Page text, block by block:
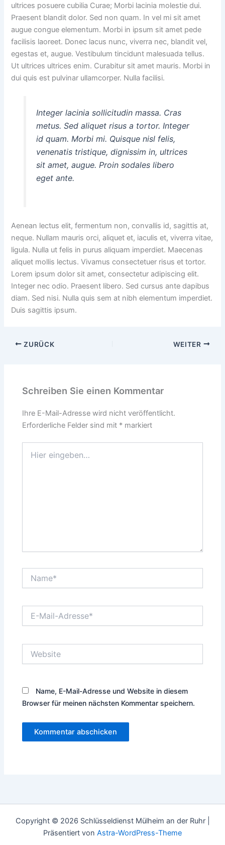
ultrices posuere cubilia Curae; Morbi lacinia molestie dui.
Praesent blandit dolor. Sed non quam. In vel mi sit amet
augue congue elementum. Morbi in ipsum sit amet pede
facilisis laoreet. Donec lacus nunc, viverra nec, blandit vel,
egestas et, augue. Vestibulum tincidunt malesuada tellus.
Ut ultrices ultrices enim. Curabitur sit amet mauris. Morbi in
dui quis est pulvinar ullamcorper. Nulla facilisi.
Integer lacinia sollicitudin massa. Cras
metus. Sed aliquet risus a tortor. Integer
id quam. Morbi mi. Quisque nisl felis,
venenatis tristique, dignissim in, ultrices
sit amet, augue. Proin sodales libero
eget ante.
Aenean lectus elit, fermentum non, convallis id, sagittis at,
neque. Nullam mauris orci, aliquet et, iaculis et, viverra vitae,
ligula. Nulla ut felis in purus aliquam imperdiet. Maecenas
aliquet mollis lectus. Vivamus consectetuer risus et tortor.
Lorem ipsum dolor sit amet, consectetur adipiscing elit.
Integer nec odio. Praesent libero. Sed cursus ante dapibus
diam. Sed nisi. Nulla quis sem at nibh elementum imperdiet.
Duis sagittis ipsum.
ZURÜCK WEITER
Schreiben Sie einen Kommentar
Ihre E-Mail-Adresse wird nicht veröffentlicht.
Erforderliche Felder sind mit * markiert
eingeben…
Mail-
Name, E-Mail-Adresse und Website in diesem
Browser für meinen nächsten Kommentar speichern.
Copyright © 2026 Schlüsseldienst Mülheim an der Ruhr |
Präsentiert von Astra-WordPress-Theme